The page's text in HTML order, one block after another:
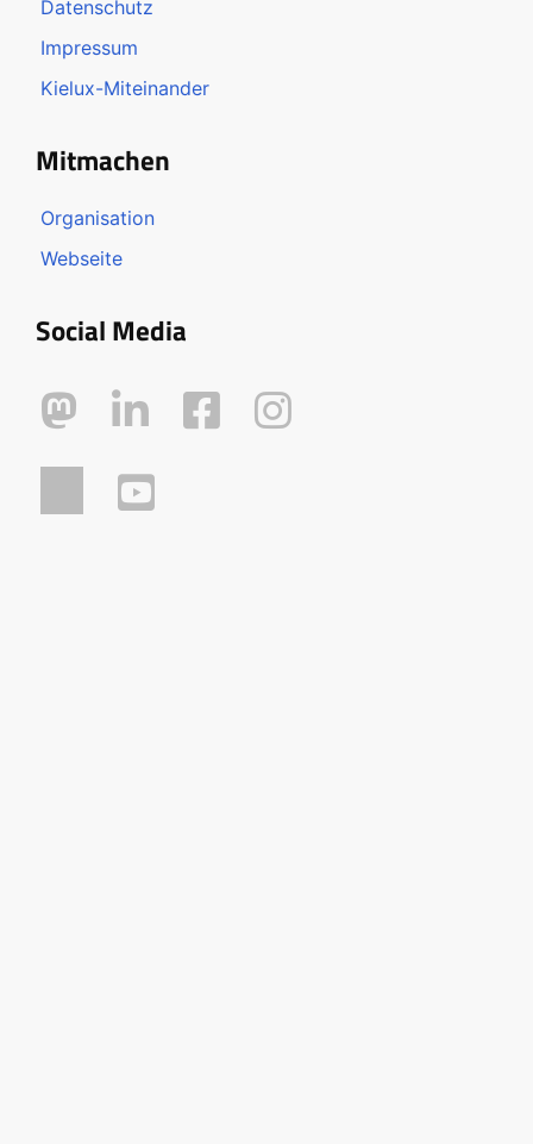
Datenschutz
Impressum
Kielux-Miteinander
Mitmachen
Organisation
Webseite
Social Media